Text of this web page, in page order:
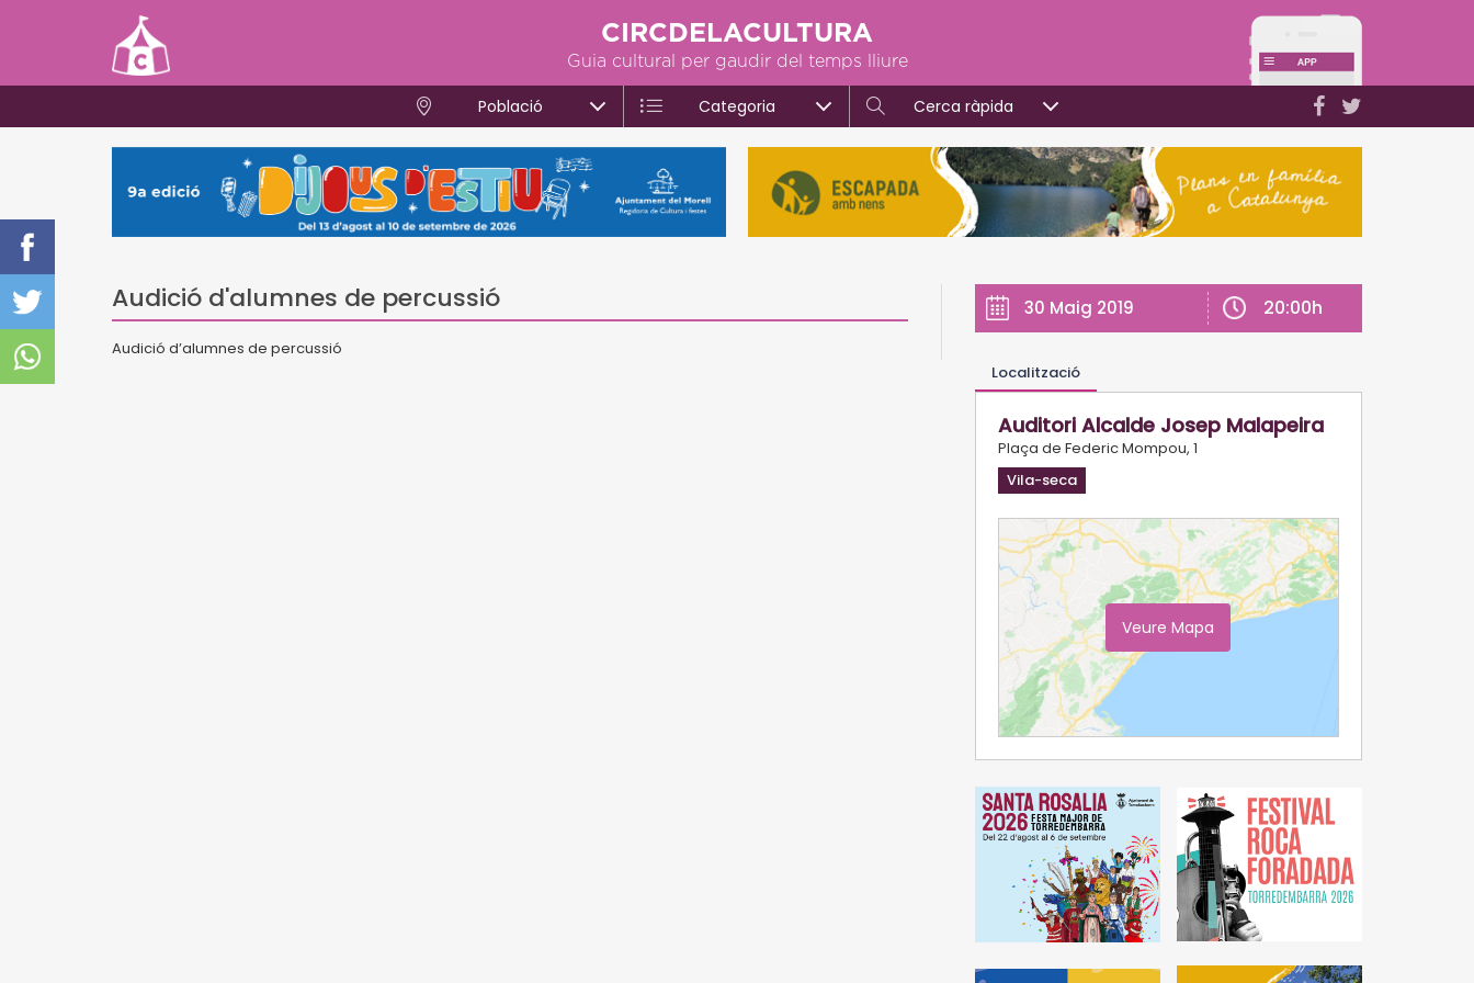
CIRCDELACULTURA
Guia cultural per gaudir del temps lliure
Població Categoria Cerca ràpida
Audició d'alumnes de percussió
Audició d’alumnes de percussió
30 Maig 2019 20:00h
Localització
Auditori Alcalde Josep Malapeira
Plaça de Federic Mompou, 1
Vila-seca
Veure Mapa